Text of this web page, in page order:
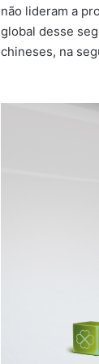
não lideram a
global desse
chineses, na